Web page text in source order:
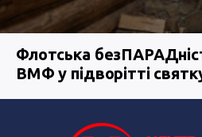
Флотська
ВМФ у підворітті